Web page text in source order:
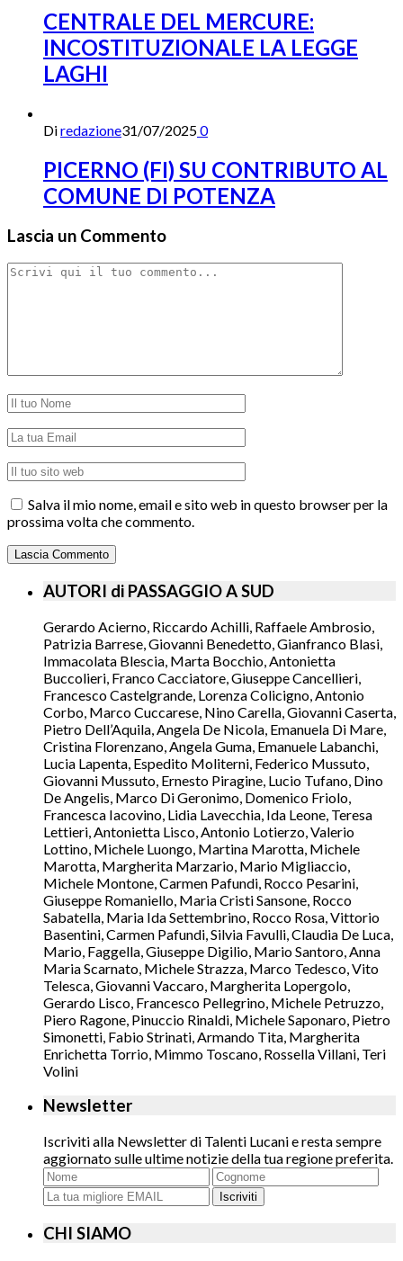
CENTRALE DEL MERCURE:
INCOSTITUZIONALE LA LEGGE
LAGHI
Diredazione31/07/20250
PICERNO (FI) SU CONTRIBUTO AL
COMUNE DI POTENZA
Lascia un Commento
Salva il mio nome, email e sito web in questo browser per la
prossima volta che commento.
AUTORI di PASSAGGIO A SUD
Gerardo Acierno, Riccardo Achilli, Raffaele Ambrosio,
Patrizia Barrese, Giovanni Benedetto, Gianfranco Blasi,
Immacolata Blescia, Marta Bocchio, Antonietta
Buccolieri, Franco Cacciatore, Giuseppe Cancellieri,
Francesco Castelgrande, Lorenza Colicigno, Antonio
Corbo, Marco Cuccarese, Nino Carella, Giovanni Caserta,
Pietro Dell’Aquila, Angela De Nicola, Emanuela Di Mare,
Cristina Florenzano, Angela Guma, Emanuele Labanchi,
Lucia Lapenta, Espedito Moliterni, Federico Mussuto,
Giovanni Mussuto, Ernesto Piragine, Lucio Tufano, Dino
De Angelis, Marco Di Geronimo, Domenico Friolo,
Francesca Iacovino, Lidia Lavecchia, Ida Leone, Teresa
Lettieri, Antonietta Lisco, Antonio Lotierzo, Valerio
Lottino, Michele Luongo, Martina Marotta, Michele
Marotta, Margherita Marzario, Mario Migliaccio,
Michele Montone, Carmen Pafundi, Rocco Pesarini,
Giuseppe Romaniello, Maria Cristi Sansone, Rocco
Sabatella, Maria Ida Settembrino, Rocco Rosa, Vittorio
Basentini, Carmen Pafundi, Silvia Favulli, Claudia De Luca,
Mario, Faggella, Giuseppe Digilio, Mario Santoro, Anna
Maria Scarnato, Michele Strazza, Marco Tedesco, Vito
Telesca, Giovanni Vaccaro, Margherita Lopergolo,
Gerardo Lisco, Francesco Pellegrino, Michele Petruzzo,
Piero Ragone, Pinuccio Rinaldi, Michele Saponaro, Pietro
Simonetti, Fabio Strinati, Armando Tita, Margherita
Enrichetta Torrio, Mimmo Toscano, Rossella Villani, Teri
Volini
Newsletter
Iscriviti alla Newsletter di Talenti Lucani e resta sempre
aggiornato sulle ultime notizie della tua regione preferita.
Iscriviti
CHI SIAMO